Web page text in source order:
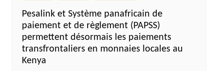
Pesalink et Système panafricain de
paiement et de règlement (PAPSS)
permettent désormais les paiements
transfrontaliers en monnaies locales au
Kenya